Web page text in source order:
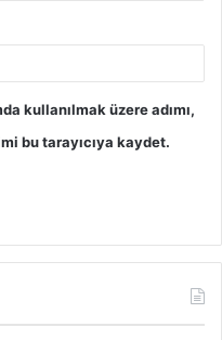
kullanılmak üzere adımı,
bu tarayıcıya kaydet.